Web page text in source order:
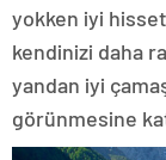
yokken iyi
kendinizi daha
yandan iyi
görünmesine